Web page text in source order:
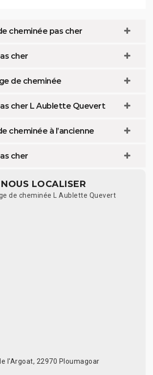
cheminée pas cher
cher
de cheminée
cher L Aublette Quevert
cheminée à l’ancienne
cher
NOUS LOCALISER
de cheminée L Aublette Quevert
l'Argoat, 22970 Ploumagoar